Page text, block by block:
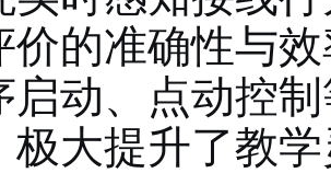
价的准确性与
启动、点动控
极大提升了教